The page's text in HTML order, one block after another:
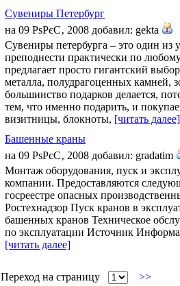
Сувениры Петербург
на 09 РѕРєС‚ 2008 добавил: gekta
Сувениры петербурга – это один
преподнести практически по
предлагает просто гигантский
металла, полудрагоценных камней,
большинство подарков делается,
тем, что именно подарить, и
визитницы, блокноты, [читать далее]
Башенные краны
на 09 РѕРєС‚ 2008 добавил: gradatim
Монтаж оборудования, пуск и
компании. Предоставляются
госреестре опасных
Ростехнадзор Пуск кранов в
башенных кранов Техническое
по эксплуатации Источник
[читать далее]
Переход на страницу >>